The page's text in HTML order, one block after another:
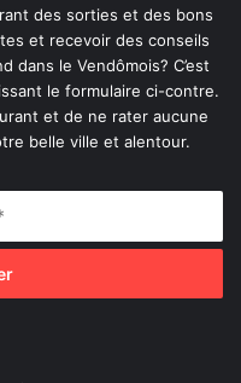
des sorties et des bons
et recevoir des conseils
le Vendômois? C’est
le formulaire ci-contre.
et de ne rater aucune
belle ville et alentour.